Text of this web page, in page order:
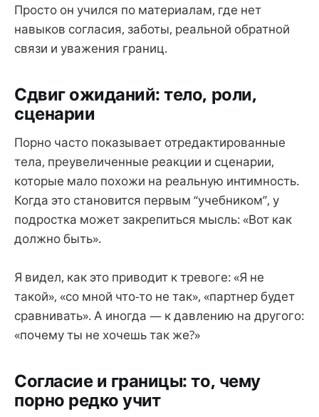
Просто он учился по материалам, где нет
навыков согласия, заботы, реальной обратной
связи и уважения границ.
Сдвиг ожиданий: тело, роли,
сценарии
Порно часто показывает отредактированные
тела, преувеличенные реакции и сценарии,
которые мало похожи на реальную интимность.
Когда это становится первым “учебником”, у
подростка может закрепиться мысль: «Вот как
должно быть».
Я видел, как это приводит к тревоге: «Я не
такой», «со мной что-то не так», «партнер будет
сравнивать». А иногда — к давлению на другого:
«почему ты не хочешь так же?»
Согласие и границы: то, чему
порно редко учит